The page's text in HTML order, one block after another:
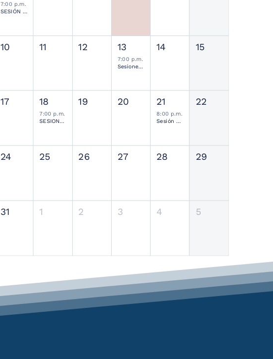
7:00 p.m.
SESIÓN JOURNAL CLUB
10 11 12 13
7:00 p.m.
Sesiones de Residentes Mensual
14 15
17 18
7:00 p.m.
SESIONES MENSUALES NEUROCIRUGÍA PEDIÁTRICA MEXICANA
19 20 21
8:00 p.m.
Sesión Ordinaria SMCN
22
24 25 26 27 28 29
31 1 2 3 4 5